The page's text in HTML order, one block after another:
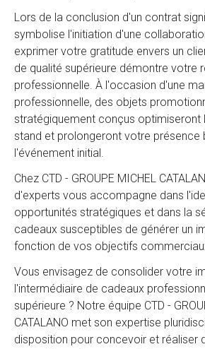
Lors de la conclusion d'un contrat
symbolise l'initiation d'une
exprimer votre gratitude envers un
de qualité supérieure démontre votre
professionnelle. À l'occasion d'une
professionnelle, des objets
stratégiquement conçus optimiseront
stand et prolongeront votre présence
l'événement initial.
Chez CTD - GROUPE MICHEL
d'experts vous accompagne dans
opportunités stratégiques et dans la
cadeaux susceptibles de générer un
fonction de vos objectifs
Vous envisagez de consolider votre
l'intermédiaire de cadeaux
supérieure ? Notre équipe CTD -
CATALANO met son expertise
disposition pour concevoir et réaliser